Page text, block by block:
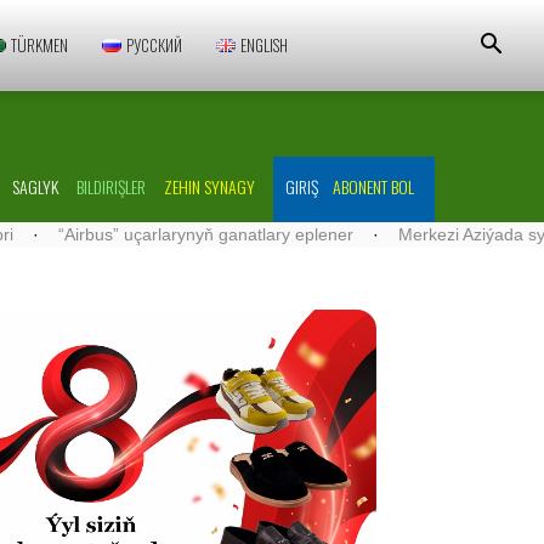
TÜRKMEN РУССКИЙ ENGLISH
SAGLYK BILDIRIŞLER ZEHIN SYNAGY GIRIŞ ABONENT BOL
ganatlary eplener · Merkezi Aziýada syýahatçylyk ösüşi